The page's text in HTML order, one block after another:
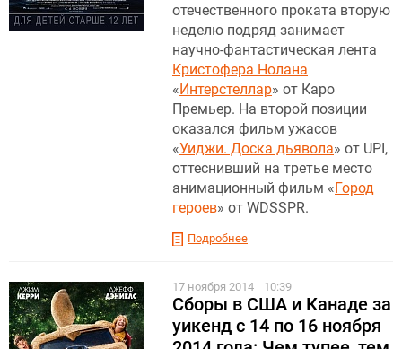
отечественного проката вторую
неделю подряд занимает
научно-фантастическая лента
Кристофера Нолана
«Интерстеллар» от Каро
Премьер. На второй позиции
оказался фильм ужасов
«Уиджи. Доска дьявола» от UPI,
оттеснивший на третье место
анимационный фильм «Город
героев» от WDSSPR.
Подробнее
17 ноября 2014 10:39
Сборы в США и Канаде за
уикенд с 14 по 16 ноября